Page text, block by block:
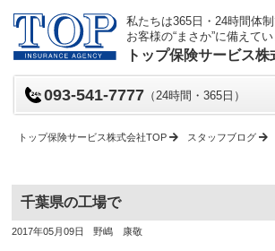
私たちは365日・24時間体
お客様の“まさか”に備えて
トップ保険サービス株
093-541-7777 （24時間・365日）
トップ保険サービス株式会社TOP スタッフブログ
千葉県の工場で
投
2017年05月09日
投
野嶋 康敬